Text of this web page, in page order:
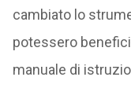
cambiato lo
potessero
manuale di